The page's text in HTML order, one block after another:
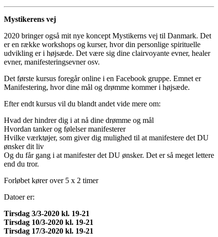
Mystikerens vej
2020 bringer også mit nye koncept Mystikerns vej til Danmark. Det
er en række workshops og kurser, hvor din personlige spirituelle
udvikling er i højsæde. Det være sig dine clairvoyante evner, healer
evner, manifesteringsevner osv.
Det første kursus foregår online i en Facebook gruppe. Emnet er
Manifestering, hvor dine mål og drømme kommer i højsæde.
Efter endt kursus vil du blandt andet vide mere om:
Hvad der hindrer dig i at nå dine drømme og mål
Hvordan tanker og følelser manifesterer
Hvilke værktøjer, som giver dig mulighed til at manifestere det DU
ønsker dit liv
Og du får gang i at manifester det DU ønsker. Det er så meget lettere
end du tror.
Forløbet kører over 5 x 2 timer
Datoer er:
Tirsdag 3/3-2020 kl. 19-21
Tirsdag 10/3-2020 kl. 19-21
Tirsdag 17/3-2020 kl. 19-21